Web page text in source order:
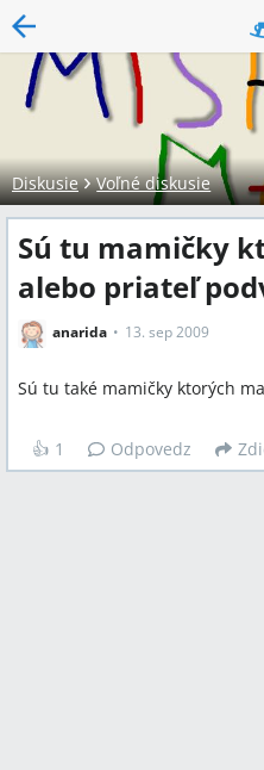
Diskusie Voľné diskusie
Sú tu mamičky
alebo priateľ
anarida 13. sep 2009
Sú tu také mamičky ktorých
👍 1 Odpovedz